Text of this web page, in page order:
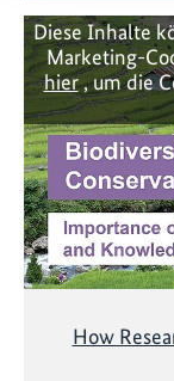
Diese Inhalte
Marketing-
hier, um die
How